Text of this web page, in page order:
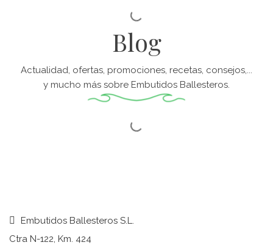
Blog
Actualidad, ofertas, promociones, recetas, consejos,...
y mucho más sobre Embutidos Ballesteros.
Embutidos Ballesteros S.L.
Ctra N-122, Km. 424